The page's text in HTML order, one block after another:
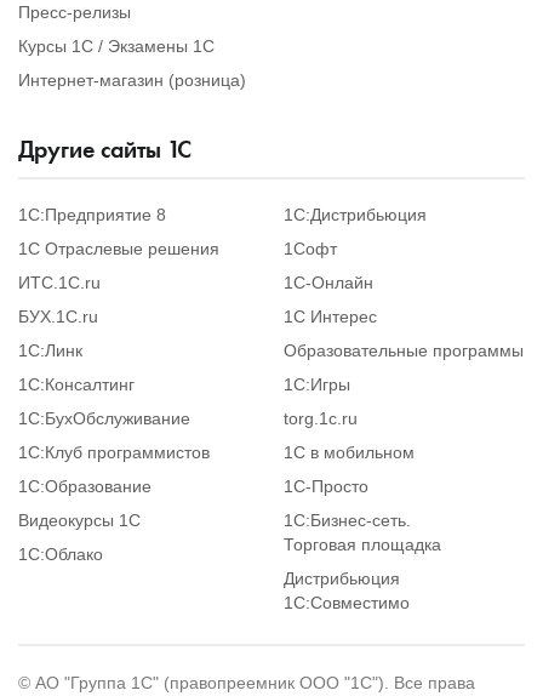
Пресс-релизы
Курсы 1С / Экзамены 1С
Интернет-магазин (розница)
Другие сайты 1С
1С:Предприятие 8
1С Отраслевые решения
ИТС.1C.ru
БУХ.1С.ru
1С:Линк
1С:Консалтинг
1С:БухОбслуживание
1С:Клуб программистов
1С:Образование
Видеокурсы 1С
1С:Облако
1С:Дистрибьюция
1Софт
1С-Онлайн
1С Интерес
Образовательные программы
1С:Игры
torg.1c.ru
1С в мобильном
1C-Просто
1С:Бизнес-сеть.
Торговая площадка
Дистрибьюция
1С:Совместимо
© АО "Группа 1С" (правопреемник ООО "1С"). Все права